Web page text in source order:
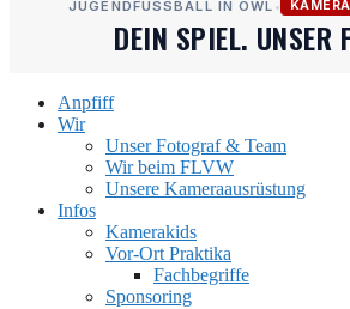
JUGENDFUSSBALL IN OWL •
DEIN SPIEL. UNSER
Anpfiff
Wir
Unser Fotograf & Team
Wir beim FLVW
Unsere Kameraausrüstung
Infos
Kamerakids
Vor-Ort Praktika
Fachbegriffe
Sponsoring